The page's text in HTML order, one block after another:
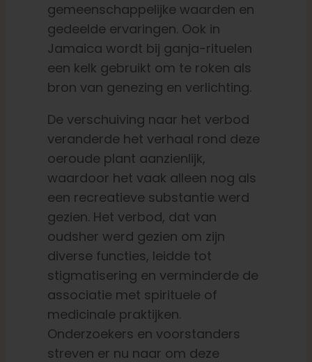
gemeenschappelijke waarden en
gedeelde ervaringen. Ook in
Jamaica wordt bij ganja-rituelen
een kelk gebruikt om te roken als
bron van genezing en verlichting.
De verschuiving naar het verbod
veranderde het verhaal rond deze
oeroude plant aanzienlijk,
waardoor het vaak alleen nog als
een recreatieve substantie werd
gezien. Het verbod, dat van
oudsher werd gezien om zijn
diverse functies, leidde tot
stigmatisering en verminderde de
associatie met spirituele of
medicinale praktijken.
Onderzoekers en voorstanders
streven er nu naar om deze